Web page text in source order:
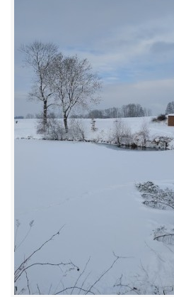
© 2026 eStránky.cz